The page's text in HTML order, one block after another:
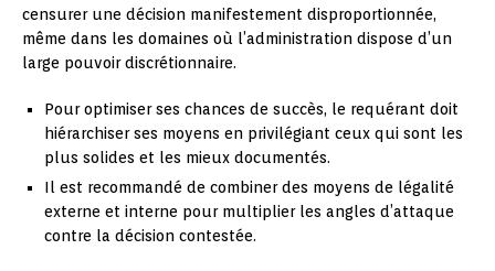
censurer une décision manifestement disproportionnée,
même dans les domaines où l’administration dispose d’un
large pouvoir discrétionnaire.
Pour optimiser ses chances de succès, le requérant doit
hiérarchiser ses moyens en privilégiant ceux qui sont les
plus solides et les mieux documentés.
Il est recommandé de combiner des moyens de légalité
externe et interne pour multiplier les angles d’attaque
contre la décision contestée.